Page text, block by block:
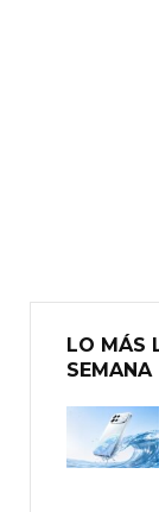
LO MÁS
SEMANA